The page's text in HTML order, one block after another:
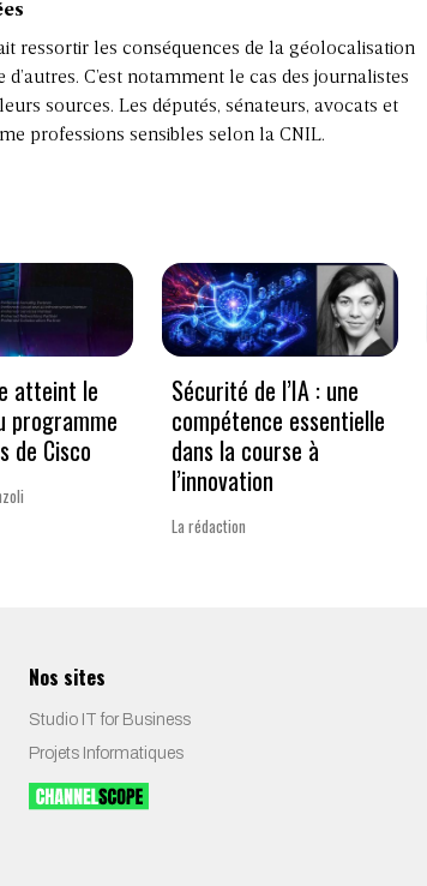
ressortir les conséquences de la géolocalisation
C’est notamment le cas des journalistes
sources. Les députés, sénateurs, avocats et
professions sensibles selon la CNIL.
atteint le
programme
de Cisco
Sécurité de l’IA : une
compétence essentielle
dans la course à
l’innovation
La rédaction
Nos sites
Studio IT for Business
Projets Informatiques